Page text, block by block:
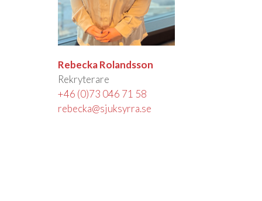
Rebecka Rolandsson
Rekryterare
+46 (0)73 046 71 58
rebecka@sjuksyrra.se